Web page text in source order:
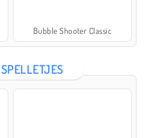
Bubble Shooter Classic